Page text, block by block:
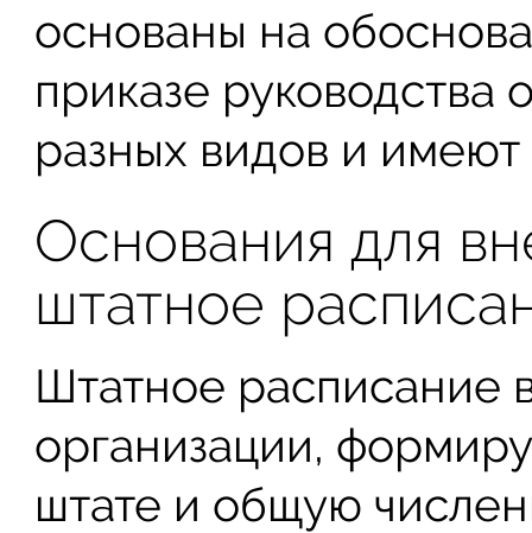
основаны на
приказе руководства
разных видов и имеют
Основания для
штатное
Штатное расписание
организации,
штате и общую